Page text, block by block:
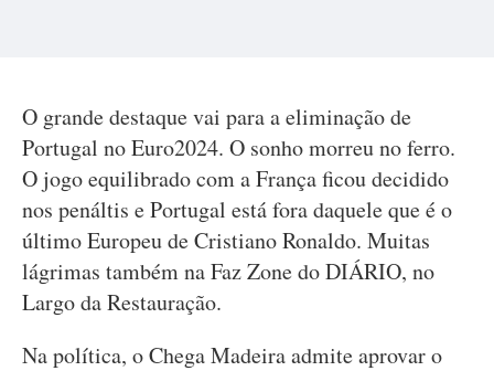
O grande destaque vai para a eliminação de
Portugal no Euro2024. O sonho morreu no ferro.
O jogo equilibrado com a França ficou decidido
nos penáltis e Portugal está fora daquele que é o
último Europeu de Cristiano Ronaldo. Muitas
lágrimas também na Faz Zone do DIÁRIO, no
Largo da Restauração.
Na política, o Chega Madeira admite aprovar o